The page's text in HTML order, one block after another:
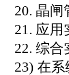
20. 晶
21. 应
22. 综
23) 在